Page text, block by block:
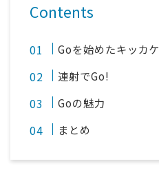
Contents
Goを始めたキッカケ
連射でGo!
Goの魅力
まとめ